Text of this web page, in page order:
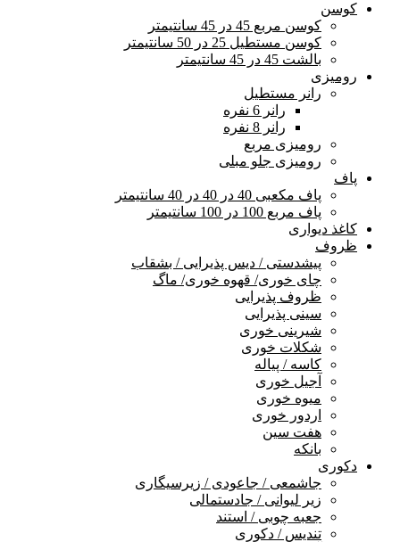
کوسن
کوسن مربع 45 در 45 سانتیمتر
کوسن مستطیل 25 در 50 سانتیمتر
بالشت 45 در 45 سانتیمتر
رومیزی
رانر مستطیل
رانر 6 نفره
رانر 8 نفره
رومیزی مربع
رومیزی جلو مبلی
پاف
پاف مکعبی 40 در 40 در 40 سانتیمتر
پاف مربع 100 در 100 سانتیمتر
کاغذ دیواری
ظروف
پیشدستی / دیس پذیرایی / بشقاب
چای خوری/ قهوه خوری/ ماگ
ظروف پذیرایی
سینی پذیرایی
شیرینی خوری
شکلات خوری
کاسه / پیاله
آجیل خوری
میوه خوری
اردور خوری
هفت سین
بانکه
دکوری
جاشمعی / جاعودی / زیرسیگاری
زیر لیوانی / جادستمالی
جعبه چوبی / استند
تندیس / دکوری